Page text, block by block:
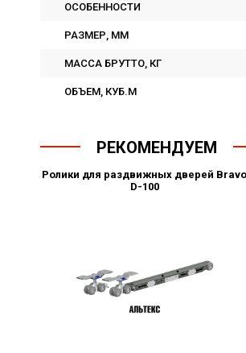
ОСОБЕННОСТИ
РАЗМЕР, ММ
МАССА БРУТТО, КГ
ОБЪЕМ, КУБ.М
РЕКОМЕНДУЕМ
Ролики для раздвижных дверей Bravo
D-100